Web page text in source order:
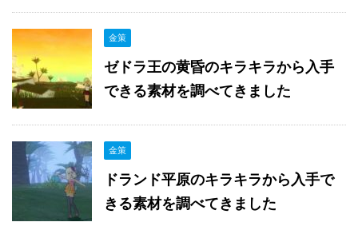
金策
ゼドラ王の黄昏のキラキラから入手
できる素材を調べてきました
金策
ドランド平原のキラキラから入手で
きる素材を調べてきました